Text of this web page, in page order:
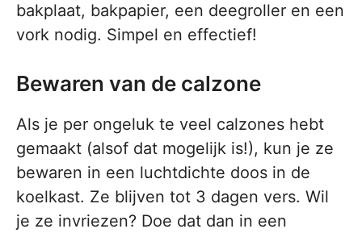
bakplaat, bakpapier, een deegroller en een
vork nodig. Simpel en effectief!
Bewaren van de calzone
Als je per ongeluk te veel calzones hebt
gemaakt (alsof dat mogelijk is!), kun je ze
bewaren in een luchtdichte doos in de
koelkast. Ze blijven tot 3 dagen vers. Wil
je ze invriezen? Doe dat dan in een